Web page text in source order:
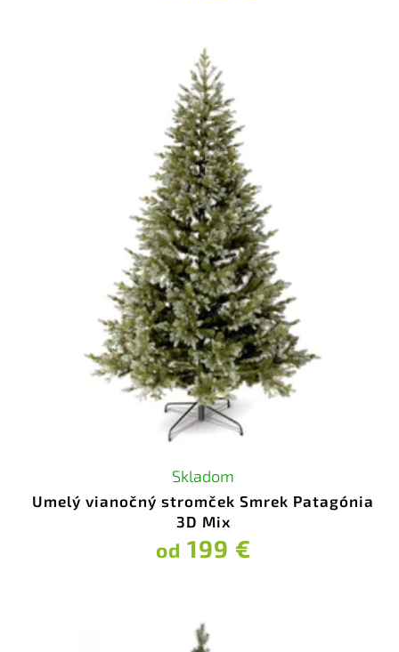
Umelý vianočný stromček Smrek Patagónia
3D Mix
Skladom
od 199 €